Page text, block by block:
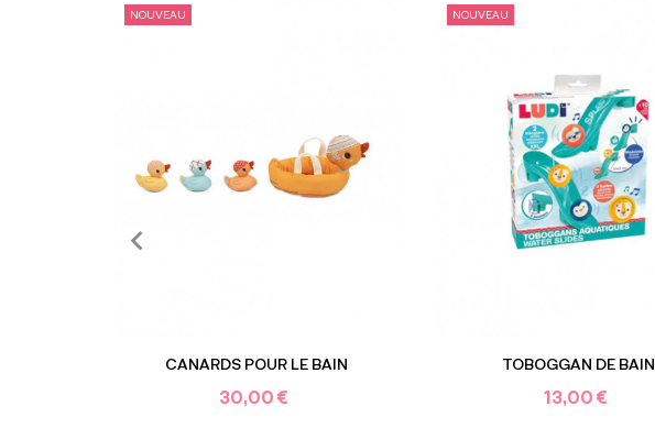
NOUVEAU
CANARDS POUR LE BAIN
30,00 €
NOUVEAU
TOBOGGAN DE BAIN
13,00 €